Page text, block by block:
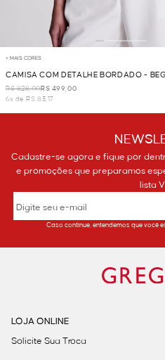
+ MAIS CORES
CAMISA COM DETALHE BORDADO -
R$ 828,00R$ 499,00
6x de R$ 83,17
Cadastre-se agora e fique por
e promoções que preparamos
lista
Caso continue, entendemos que você
LOJA ONLINE
Solicite Sua Troca